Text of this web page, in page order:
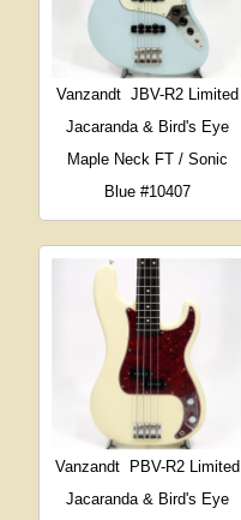
Vanzandt JBV-R2 Limited
Jacaranda & Bird's Eye
Maple Neck FT / Sonic
Blue #10407
Vanzandt PBV-R2 Limited
Jacaranda & Bird's Eye